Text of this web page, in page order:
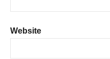
Website